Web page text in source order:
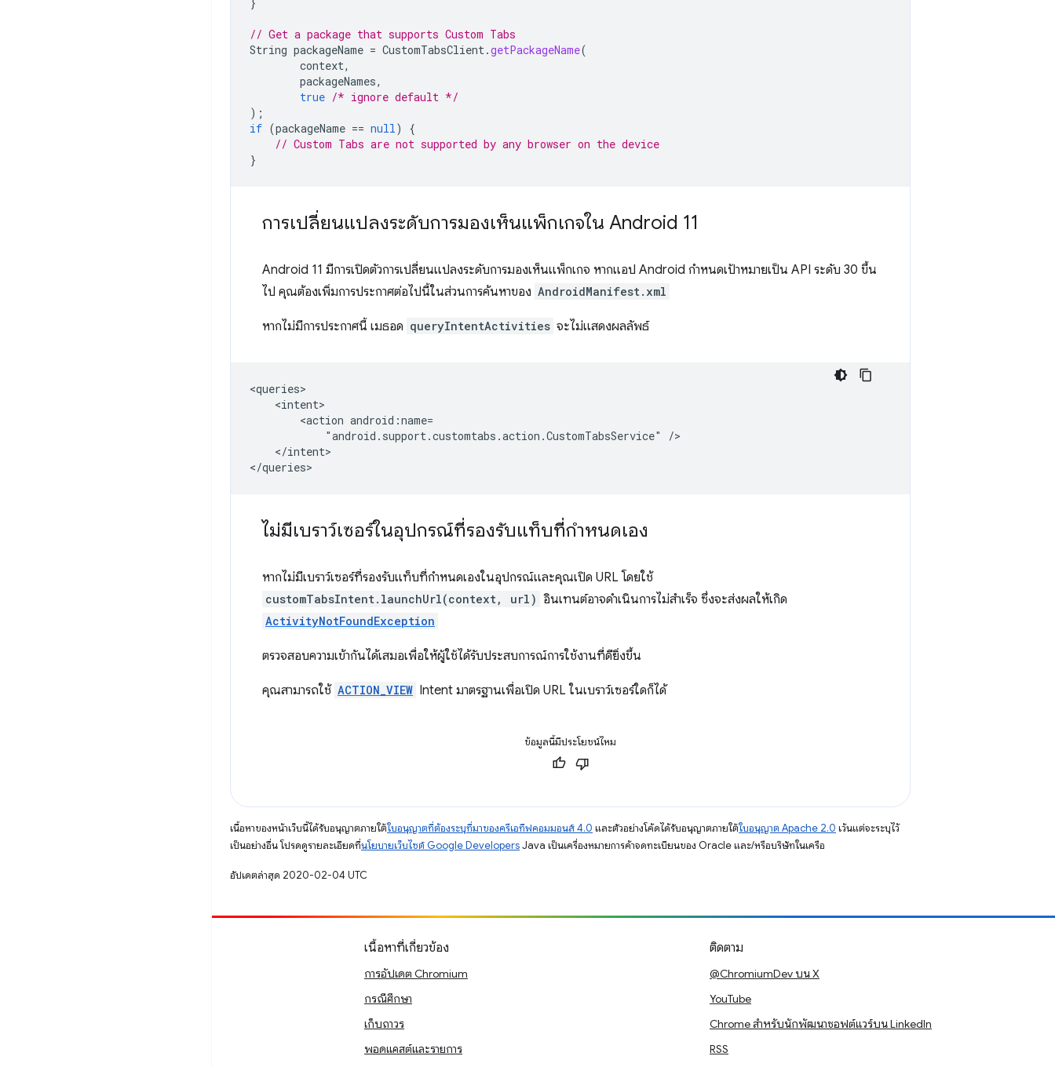
// Get a package that supports Custom Tabs
String packageName = CustomTabsClient.getPackageName(
context,
packageNames,
true /* ignore default */
);
if (packageName == null)
{
// Custom Tabs are not supported by any browser on the device
}
การเปลี่ยนแปลงระดับการมองเห็นแพ็กเกจใน Android 11
Android 11 มีการเปิดตัวการเปลี่ยนแปลงระดับการมองเห็นแพ็กเกจ หากแอป Android กำหนดเป้าหมายเป็น API ระดับ 30 ขึ้น
ไป คุณต้องเพิ่มการประกาศต่อไปนี้ในส่วนการค้นหาของ AndroidManifest.xml
หากไม่มีการประกาศนี้ เมธอด queryIntentActivities จะไม่แสดงผลลัพธ์
<action
"android.support.customtabs.action.CustomTabsService"
</intent>
ไม่มีเบราว์เซอร์ในอุปกรณ์ที่รองรับแท็บที่กำหนดเอง
หากไม่มีเบราว์เซอร์ที่รองรับแท็บที่กำหนดเองในอุปกรณ์และคุณเปิด URL โดยใช้
customTabsIntent.launchUrl(context, url) อินเทนต์อาจดำเนินการไม่สำเร็จ ซึ่งจะส่งผลให้เกิด
ActivityNotFoundException
ตรวจสอบความเข้ากันได้เสมอเพื่อให้ผู้ใช้ได้รับประสบการณ์การใช้งานที่ดียิ่งขึ้น
คุณสามารถใช้ ACTION_VIEW Intent มาตรฐานเพื่อเปิด URL ในเบราว์เซอร์ใดก็ได้
ข้อมูลนี้มีประโยชน์ไหม
เนื้อหาของหน้าเว็บนี้ได้รับอนุญาตภายใต้ใบอนุญาตที่ต้องระบุที่มาของครีเอทีฟคอมมอนส์ 4.0 และตัวอย่างโค้ดได้รับอนุญาตภายใต้ใบอนุญาต Apache 2.0 เว้นแต่จะระบุไว้
เป็นอย่างอื่น โปรดดูรายละเอียดที่นโยบายเว็บไซต์ Google DevelopersJava เป็นเครื่องหมายการค้าจดทะเบียนของ Oracle และ/หรือบริษัทในเครือ
อัปเดตล่าสุด 2020-02-04 UTC
เนื้อหาที่เกี่ยวข้อง
การอัปเดต Chromium
กรณีศึกษา
เก็บถาวร
พอดแคสต์และรายการ
ติดตาม
@ChromiumDev บน X
YouTube
Chrome สำหรับนักพัฒนาซอฟต์แวร์บน LinkedIn
RSS